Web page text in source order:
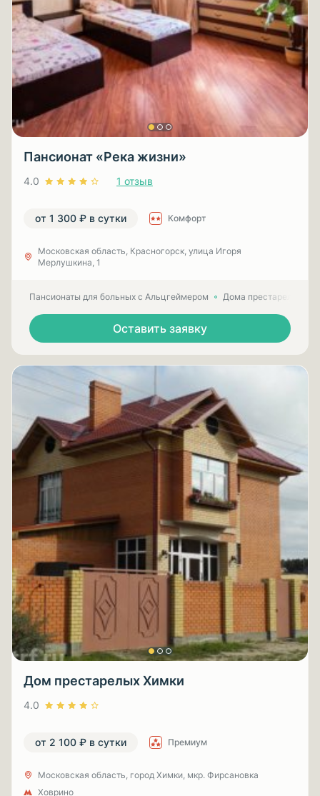
Пансионат «Река жизни»
4.0 1 отзыв
от 1 300 ₽ в сутки Комфорт
Московская область, Красногорск, улица Игоря
Мерлушкина, 1
Пансионаты для больных с Альцгеймером Дома престарелых
Оставить заявку
Дом престарелых Химки
4.0
от 2 100 ₽ в сутки Премиум
Московская область, город Химки, мкр. Фирсановка
Ховрино